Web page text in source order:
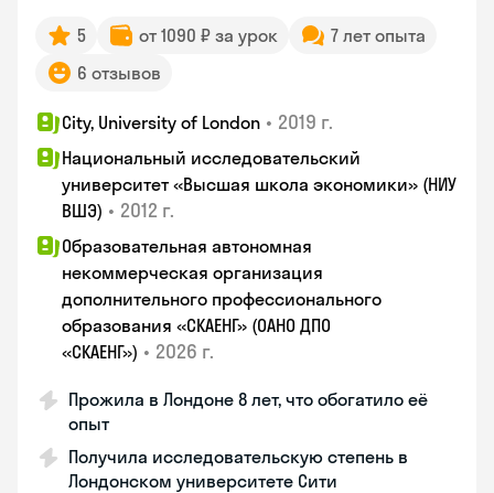
5 от 1090 ₽ за урок
7 лет опыта
6 отзывов
City, University of London • 2019 г.
Национальный исследовательский
университет «Высшая школа экономики» (НИУ
ВШЭ) • 2012 г.
Образовательная автономная
некоммерческая организация
дополнительного профессионального
образования «СКАЕНГ» (ОАНО ДПО
«СКАЕНГ») • 2026 г.
Прожила в Лондоне 8 лет, что обогатило её
опыт
Получила исследовательскую степень в
Лондонском университете Сити